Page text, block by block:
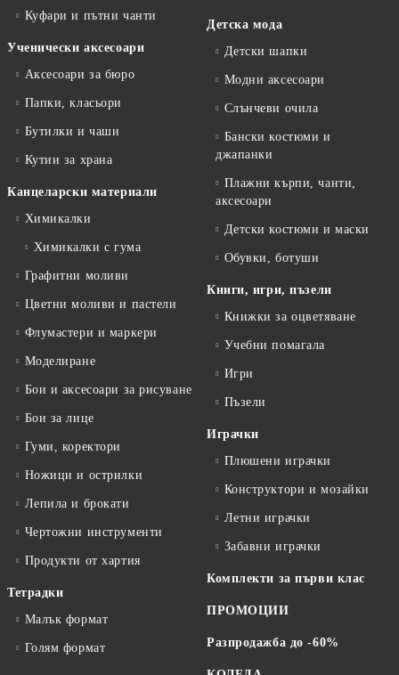
Куфари и пътни чанти
Ученически аксесоари
Аксесоари за бюро
Папки, класьори
Бутилки и чаши
Кутии за храна
Канцеларски материали
Химикалки
Химикалки с гума
Графитни моливи
Цветни моливи и пастели
Флумастери и маркери
Моделиране
Бои и аксесоари за рисуване
Бои за лице
Гуми, коректори
Ножици и острилки
Лепила и брокати
Чертожни инструменти
Продукти от хартия
Тетрадки
Малък формат
Голям формат
Детска мода
Детски шапки
Модни аксесоари
Слънчеви очила
Бански костюми и
джапанки
Плажни кърпи, чанти,
аксесоари
Детски костюми и маски
Обувки, ботуши
Книги, игри, пъзели
Книжки за оцветяване
Учебни помагала
Игри
Пъзели
Играчки
Плюшени играчки
Конструктори и мозайки
Летни играчки
Забавни играчки
Комплекти за първи клас
ПРОМОЦИИ
Разпродажба до -60%